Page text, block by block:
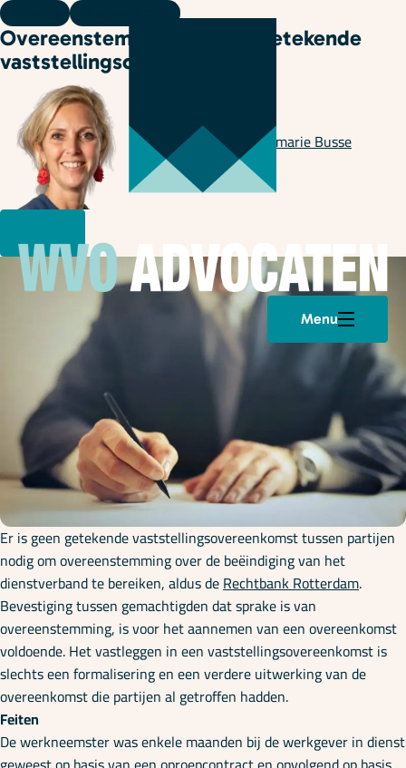
Menu
Onze specialisaties
Kennisbank
Cursussen
Podcasts
Over ons
Plan een afspraak
Overeenstemming zonder getekende
vaststellingsovereenkomst
Geschreven door Annemarie Busse
Er is geen getekende vaststellingsovereenkomst tussen partijen
nodig om overeenstemming over de beëindiging van het
dienstverband te bereiken, aldus deRechtbank Rotterdam.
Bevestiging tussen gemachtigden dat sprake is van
overeenstemming, is voor het aannemen van een overeenkomst
voldoende. Het vastleggen in een vaststellingsovereenkomst is
slechts een formalisering en een verdere uitwerking van de
overeenkomst die partijen al getroffen hadden.
Feiten
De werkneemster was enkele maanden bij de werkgever in dienst